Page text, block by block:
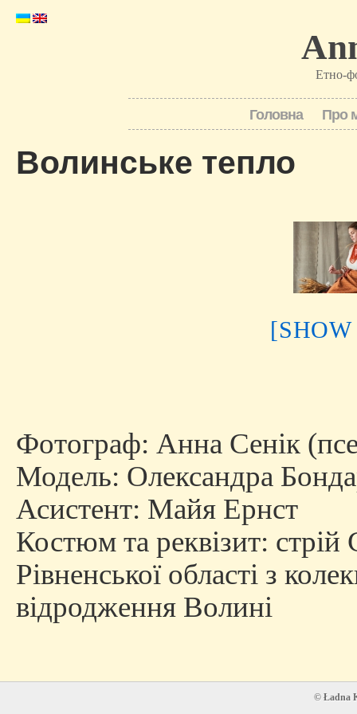
Етно-
Головна Про
Волинське тепло
Фотограф: Анна Сенік
Модель: Олександра
Асистент: Майя Ернст
Костюм та реквізит:
Рівненської області з
відродження Волині
© Ładna